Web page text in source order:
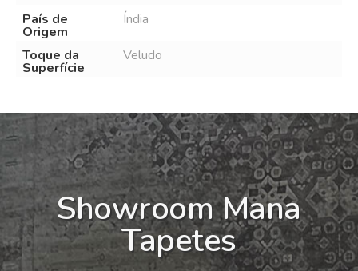
País de
Origem
Índia
Toque da
Superfície
Veludo
Showroom Mana
Tapetes